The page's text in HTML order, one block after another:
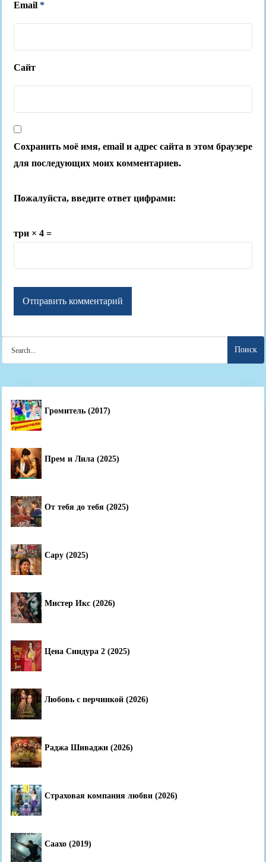
Email *
Сайт
Сохранить моё имя, email и адрес сайта в этом браузере
для последующих моих комментариев.
Пожалуйста, введите ответ цифрами:
три × 4 =
for:
Громитель (2017)
Прем и Лила (2025)
От тебя до тебя (2025)
Сару (2025)
Мистер Икс (2026)
Цена Синдура 2 (2025)
Любовь с перчинкой (2026)
Раджа Шиваджи (2026)
Страховая компания любви (2026)
Саахо (2019)